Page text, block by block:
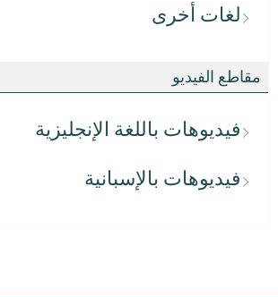
لغات أخرى
مقاطع الفيديو
فيديوهات باللغة الإنجليزية
فيديوهات بالإسبانية